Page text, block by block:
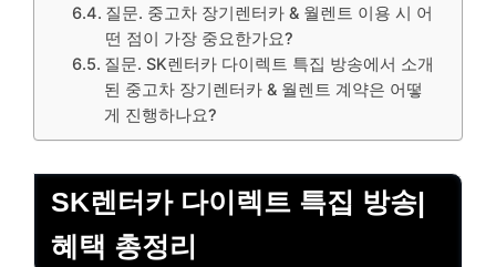
질문. 중고차 장기렌터카 & 월렌트 이용 시 어
떤 점이 가장 중요한가요?
질문. SK렌터카 다이렉트 특집 방송에서 소개
된 중고차 장기렌터카 & 월렌트 계약은 어떻
게 진행하나요?
SK렌터카 다이렉트 특집 방송|
혜택 총정리